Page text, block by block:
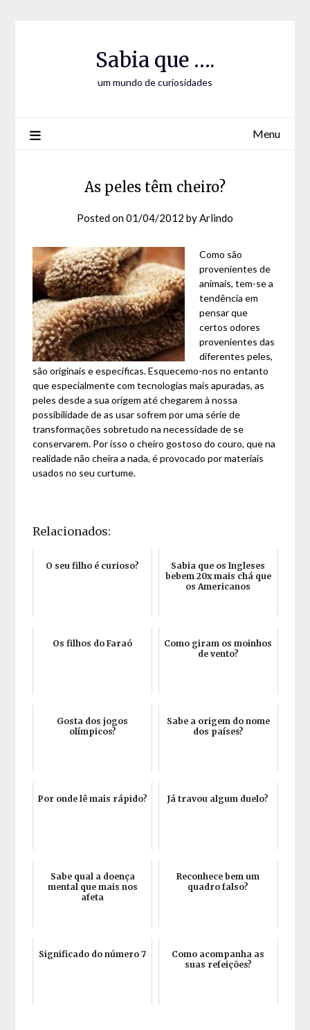
Sabia que ….
um mundo de curiosidades
Menu
As peles têm cheiro?
Posted on01/04/2012 byArlindo
Como são
provenientes de
animais, tem-se a
tendência em
pensar que
certos odores
provenientes das
diferentes peles,
são originais e específicas. Esquecemo-nos no entanto
que especialmente com tecnologias mais apuradas, as
peles desde a sua origem até chegarem à nossa
possibilidade de as usar sofrem por uma série de
transformações sobretudo na necessidade de se
conservarem. Por isso o cheiro gostoso do couro, que na
realidade não cheira a nada, é provocado por materiais
usados no seu curtume.
Relacionados:
O seu filho é curioso?
Sabia que os Ingleses
bebem 20x mais chá que
os Americanos
Os filhos do Faraó
Como giram os moinhos
de vento?
Gosta dos jogos
olímpicos?
Sabe a origem do nome
dos países?
Por onde lê mais rápido? Já travou algum duelo?
Sabe qual a doença
mental que mais nos
afeta
Reconhece bem um
quadro falso?
Significado do número 7
Como acompanha as
suas refeições?